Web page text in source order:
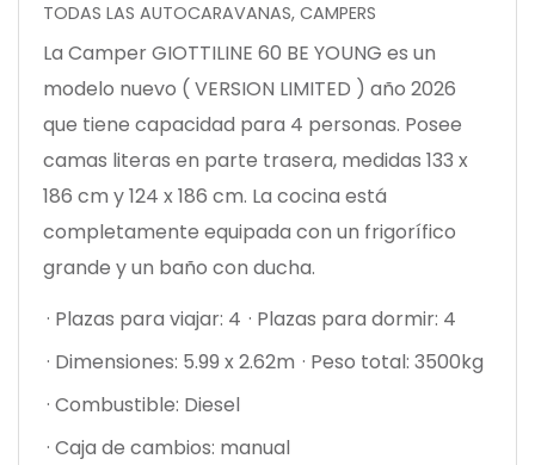
TODAS LAS AUTOCARAVANAS, CAMPERS
La Camper GIOTTILINE 60 BE YOUNG es un
modelo nuevo ( VERSION LIMITED ) año 2026
que tiene capacidad para 4 personas. Posee
camas literas en parte trasera, medidas 133 x
186 cm y 124 x 186 cm. La cocina está
completamente equipada con un frigorífico
grande y un baño con ducha.
· Plazas para viajar: 4 · Plazas para dormir: 4
· Dimensiones: 5.99 x 2.62m · Peso total: 3500kg
· Combustible: Diesel
· Caja de cambios: manual